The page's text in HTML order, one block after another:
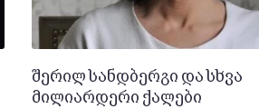
შერილ სანდბერგი და სხვა
მილიარდერი ქალები